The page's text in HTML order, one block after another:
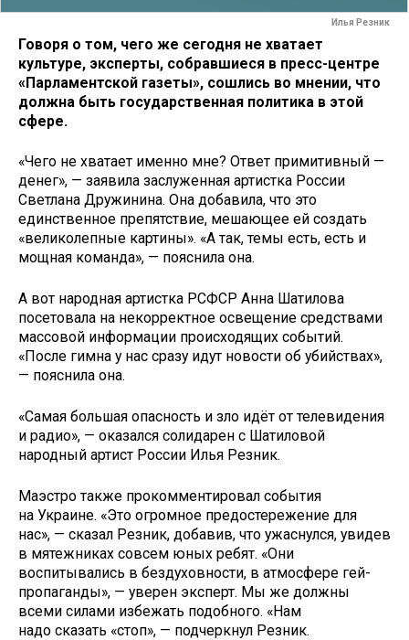
Илья Резник
Говоря о том, чего же сегодня не хватает
культуре, эксперты, собравшиеся в пресс-центре
«Парламентской газеты», сошлись во мнении, что
должна быть государственная политика в этой
сфере.
«Чего не хватает именно мне? Ответ примитивный —
денег», — заявила заслуженная артистка России
Светлана Дружинина. Она добавила, что это
единственное препятствие, мешающее ей создать
«великолепные картины». «А так, темы есть, есть и
мощная команда», — пояснила она.
А вот народная артистка РСФСР Анна Шатилова
посетовала на некорректное освещение средствами
массовой информации происходящих событий.
«После гимна у нас сразу идут новости об убийствах»,
— пояснила она.
«Самая большая опасность и зло идёт от телевидения
и радио», — оказался солидарен с Шатиловой
народный артист России Илья Резник.
Маэстро также прокомментировал события
на Украине. «Это огромное предостережение для
нас», — сказал Резник, добавив, что ужаснулся, увидев
в мятежниках совсем юных ребят. «Они
воспитывались в бездуховности, в атмосфере гей-
пропаганды», — уверен эксперт. Мы же должны
всеми силами избежать подобного. «Нам
надо сказать «стоп», — подчеркнул Резник.